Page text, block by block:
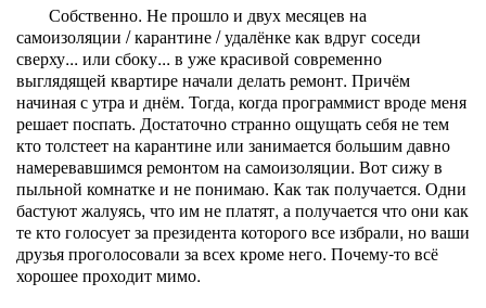
Собственно. Не прошло и двух месяцев на
самоизоляции / карантине / удалёнке как вдруг соседи
сверху... или сбоку... в уже красивой современно
выглядящей квартире начали делать ремонт. Причём
начиная с утра и днём. Тогда, когда программист вроде меня
решает поспать. Достаточно странно ощущать себя не тем
кто толстеет на карантине или занимается большим давно
намеревавшимся ремонтом на самоизоляции. Вот сижу в
пыльной комнатке и не понимаю. Как так получается. Одни
бастуют жалуясь, что им не платят, а получается что они как
те кто голосует за президента которого все избрали, но ваши
друзья проголосовали за всех кроме него. Почему-то всё
хорошее проходит мимо.